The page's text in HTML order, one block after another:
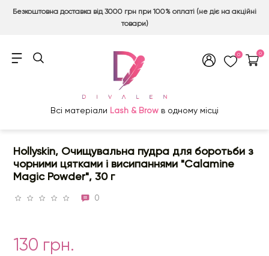
Безкоштовна доставка від 3000 грн при 100% оплаті (не діє на акційні
товари)
0 0
Всі матеріали Lash & Brow в одному місці
Hollyskin, Очищувальна пудра для боротьби з
чорними цятками і висипаннями "Calamine
Magic Powder", 30 г
0
130 грн.